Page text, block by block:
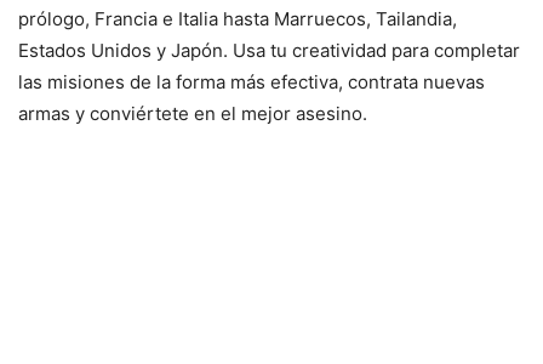
prólogo, Francia e Italia hasta Marruecos, Tailandia,
Estados Unidos y Japón. Usa tu creatividad para completar
las misiones de la forma más efectiva, contrata nuevas
armas y conviértete en el mejor asesino.